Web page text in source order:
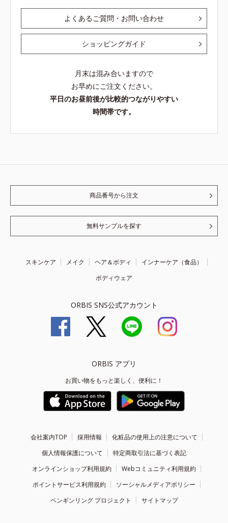
よくあるご質問・お問い合わせ
ショッピングガイド
月末は混み合いますので
お早めにご注文ください。
平日のお昼前後が比較的つながりやすい
時間帯です。
商品番号から注文
無料サンプルを探す
スキンケア メイク ヘア＆ボディ
インナーケア（食品）
ボディウェア
ORBIS SNS公式アカウント
ORBIS アプリ
お買い物をもっと楽しく、便利に！
会社案内TOP 採用情報
化粧品の使用上の注意について
個人情報保護について
特定商取引法に基づく表記
オンラインショップ利用規約
Webコミュニティ利用規約
ポイントサービス利用規約
ソーシャルメディアポリシー
ペンギンリング プロジェクト
サイトマップ